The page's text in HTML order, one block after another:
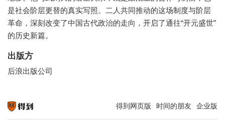
是社会阶层更替的真实写照。二人共同推动的这场制度与阶层
革命，深刻改变了中国古代政治的走向，开启了通往“开元盛世”
的历史新篇。
出版方
后浪出版公司
得到网页版 时间的朋友 企业版